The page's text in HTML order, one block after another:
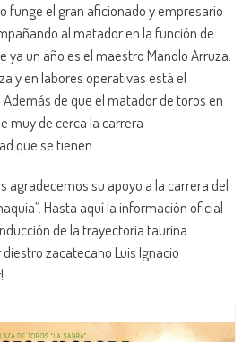
funge el gran aficionado y empresario
al matador en la función de
ya un año es el maestro Manolo Arruza.
y en labores operativas está el
de que el matador de toros en
muy de cerca la carrera
que se tienen.
agradecemos su apoyo a la carrera del
Hasta aquí la información oficial
de la trayectoria taurina
zacatecano Luis Ignacio